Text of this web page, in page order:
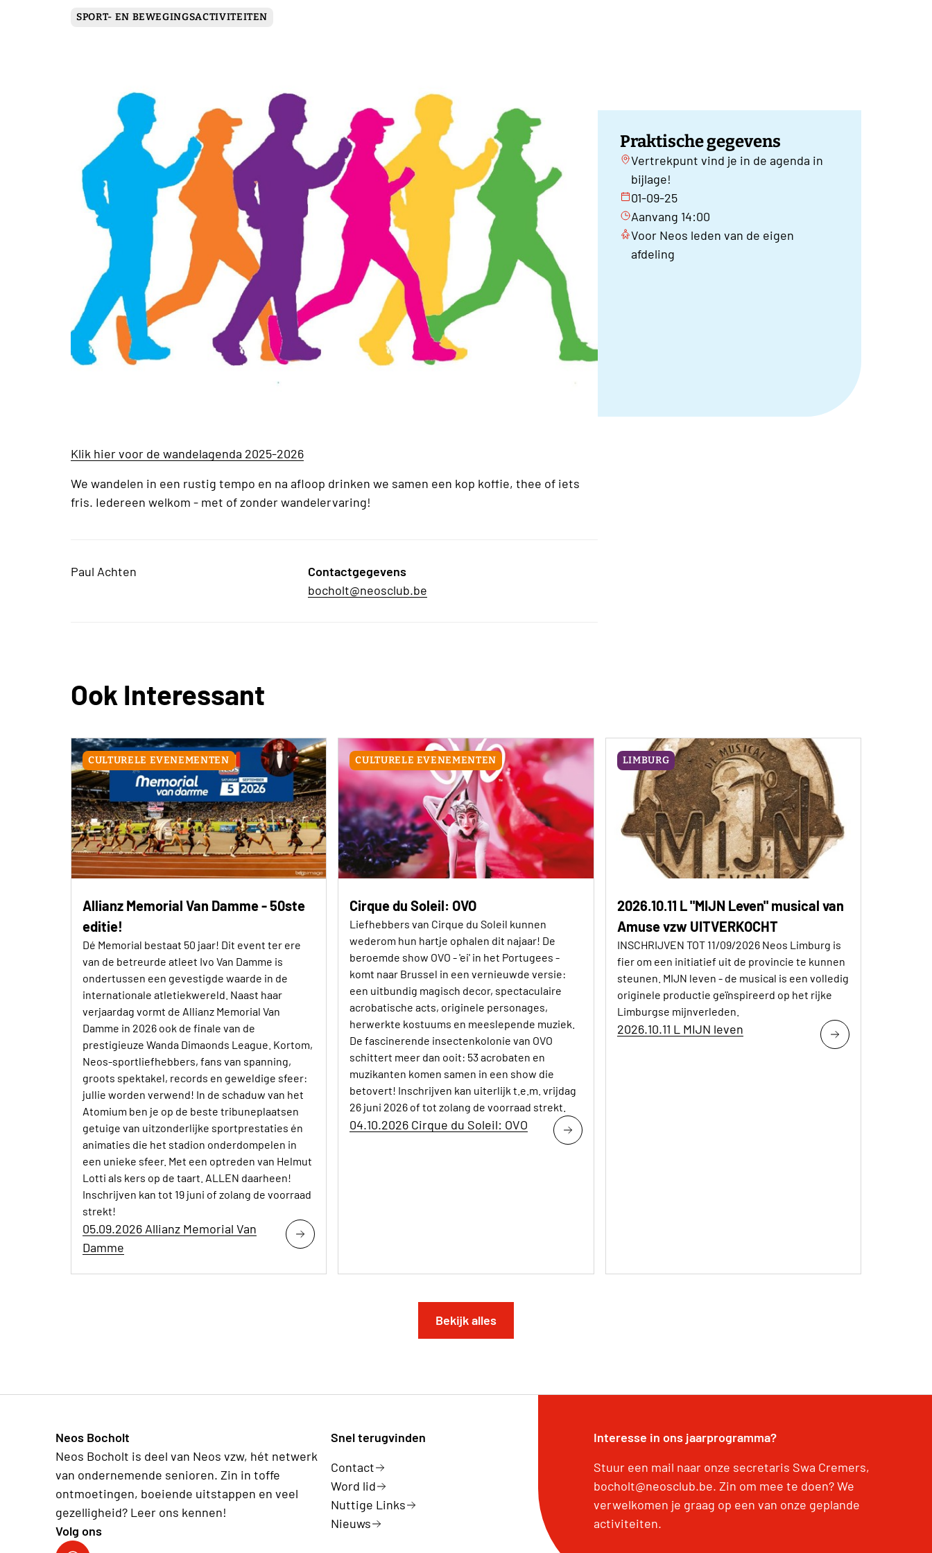
SPORT- EN BEWEGINGSACTIVITEITEN
Praktische gegevens
Vertrekpunt vind je in de agenda in
bijlage!
01-09-25
Aanvang 14:00
Voor Neos leden van de eigen
afdeling
Klik hier voor de wandelagenda 2025-2026
We wandelen in een rustig tempo en na afloop drinken we samen een kop koffie, thee of iets
fris. Iedereen welkom - met of zonder wandelervaring!
Paul Achten
Contactgegevens
bocholt@neosclub.be
Ook Interessant
CULTURELE EVENEMENTEN
Allianz Memorial Van Damme - 50ste
editie!
Dé Memorial bestaat 50 jaar! Dit event ter ere
van de betreurde atleet Ivo Van Damme is
ondertussen een gevestigde waarde in de
internationale atletiekwereld. Naast haar
verjaardag vormt de Allianz Memorial Van
Damme in 2026 ook de finale van de
prestigieuze Wanda Dimaonds League. Kortom,
Neos-sportliefhebbers, fans van spanning,
groots spektakel, records en geweldige sfeer:
jullie worden verwend! In de schaduw van het
Atomium ben je op de beste tribuneplaatsen
getuige van uitzonderlijke sportprestaties én
animaties die het stadion onderdompelen in
een unieke sfeer. Met een optreden van Helmut
Lotti als kers op de taart. ALLEN daarheen!
Inschrijven kan tot 19 juni of zolang de voorraad
strekt!
05.09.2026 Allianz Memorial Van
Damme
CULTURELE EVENEMENTEN
Cirque du Soleil: OVO
Liefhebbers van Cirque du Soleil kunnen
wederom hun hartje ophalen dit najaar! De
beroemde show OVO - 'ei' in het Portugees -
komt naar Brussel in een vernieuwde versie:
een uitbundig magisch decor, spectaculaire
acrobatische acts, originele personages,
herwerkte kostuums en meeslepende muziek.
De fascinerende insectenkolonie van OVO
schittert meer dan ooit: 53 acrobaten en
muzikanten komen samen in een show die
betovert! Inschrijven kan uiterlijk t.e.m. vrijdag
26 juni 2026 of tot zolang de voorraad strekt.
04.10.2026 Cirque du Soleil: OVO
LIMBURG
2026.10.11 L "MIJN Leven" musical van
Amuse vzw UITVERKOCHT
INSCHRIJVEN TOT 11/09/2026 Neos Limburg is
fier om een initiatief uit de provincie te kunnen
steunen. MIJN leven - de musical is een volledig
originele productie geïnspireerd op het rijke
Limburgse mijnverleden.
2026.10.11 L MIJN leven
Bekijk alles
Neos Bocholt
Neos Bocholt is deel van Neos vzw, hét netwerk
van ondernemende senioren. Zin in toffe
ontmoetingen, boeiende uitstappen en veel
gezelligheid? Leer ons kennen!
Volg ons
Snel terugvinden
Contact
Word lid
Nuttige Links
Nieuws
Interesse in ons jaarprogramma?
Stuur een mail naar onze secretaris Swa Cremers,
bocholt@neosclub.be. Zin om mee te doen? We
verwelkomen je graag op een van onze geplande
activiteiten.